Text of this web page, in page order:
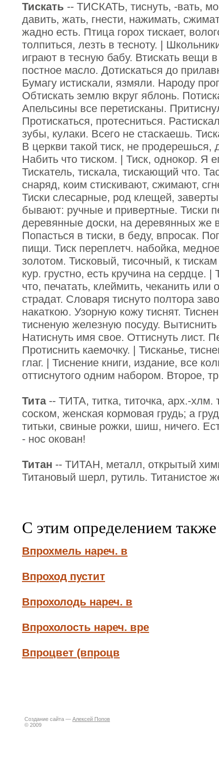
Тискать -- ТИСКАТЬ, тиснуть, -вать,
давить, жать, гнести, нажимать,
жадно есть. Птица горох тискает,
толпиться, лезть в тесноту. |
играют в тесную бабу. Втискать вещи
постное масло. Дотискаться до
Бумагу истискали, язмяли. Народу
Обтискать землю вкруг яблонь.
Апельсины все перетисканы.
Протискаться, протесниться.
зубы, кулаки. Всего не стаскаешь.
В церкви такой тиск, не продерешься,
Набить что тиском. | Тиск, однокор. Я
Тискатель, тискала, тискающий что.
снаряд, коим стискивают, сжимают,
Тиски слесарные, род клещей,
бывают: ручные и привертные. Тиски
деревянные доски, на деревянных же
Попасться в тиски, в беду, впросак.
пищи. Тиск переплетч. набойка,
золотом. Тисковый, тисочный, к
кур. грустно, есть кручина на сердце. |
что, печатать, клеймить, чеканить
страдат. Словаря тиснуто полтора
накаткою. Узорную кожу тиснят.
тисненую железную посуду. Вытиснить
Натиснуть имя свое. Оттиснуть лист.
Протиснить каемочку. | Тисканье,
глаг. | Тиснение книги, издание, все
оттиснутого одним набором. Второе,
Тита-- ТИТА, титка, титочка, арх.-хлм.
соском, женская кормовая грудь; а
титьки, свиные рожки, шиш, ничего.
- нос окован!
Титан -- ТИТАН, металл, открытый
Титановый шерл, рутиль. Титанистое
С этим определением
Впрохмель нареч. в
Впроход пустит
Впрохолодь нареч. в
Впрохолость нареч. вре
Впроцвет (впроцв
Создание сайта — Алексей Попов
© 2009